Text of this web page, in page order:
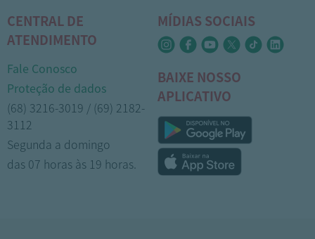
CENTRAL DE
ATENDIMENTO
Fale Conosco
Proteção de dados
(68) 3216-3019 / (69) 2182-
3112
Segunda a domingo
das 07 horas às 19 horas.
MÍDIAS SOCIAIS
BAIXE NOSSO
APLICATIVO